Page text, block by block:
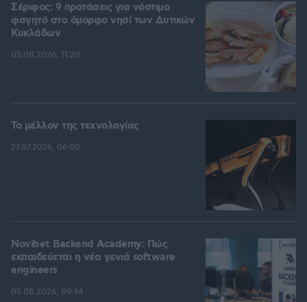
Σέριφος: 9 προτάσεις για νόστιμο
φαγητό στο όμορφο νησί των Δυτικών
Κυκλάδων
05.08.2026, 11:20
Το μέλλον της τεχνολογίας
27.07.2026, 06:00
Novibet Backend Academy: Πώς
εκπαιδεύεται η νέα γενιά software
engineers
05.08.2026, 09:44